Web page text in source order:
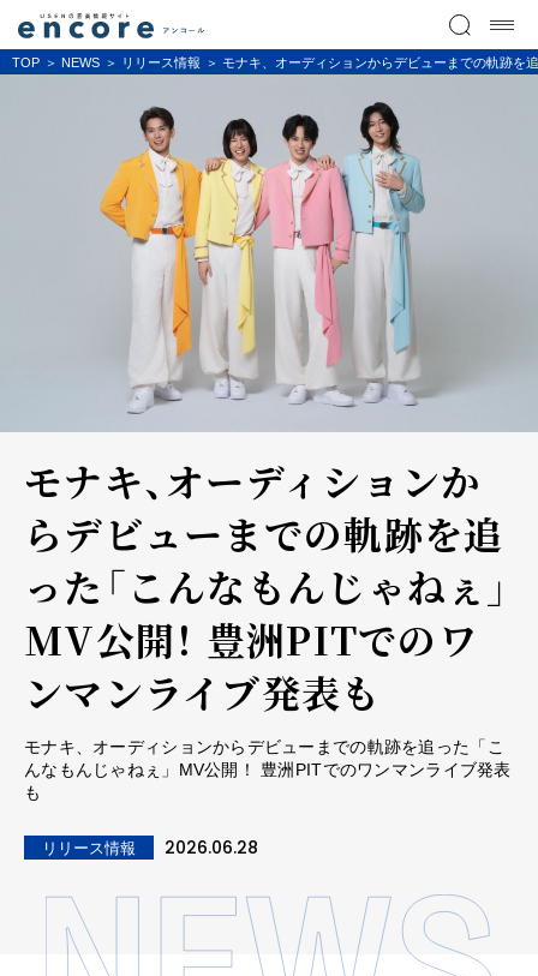
TOP NEWS リリース情報 モナキ、オーディションからデビューまでの軌跡を
モナキ、オーディションか
らデビューまでの軌跡を追
った「こんなもんじゃねぇ」
MV公開！ 豊洲PITでのワ
ンマンライブ発表も
モナキ、オーディションからデビューまでの軌跡を追った「こ
んなもんじゃねぇ」MV公開！ 豊洲PITでのワンマンライブ発表
も
リリース情報 2026.06.28